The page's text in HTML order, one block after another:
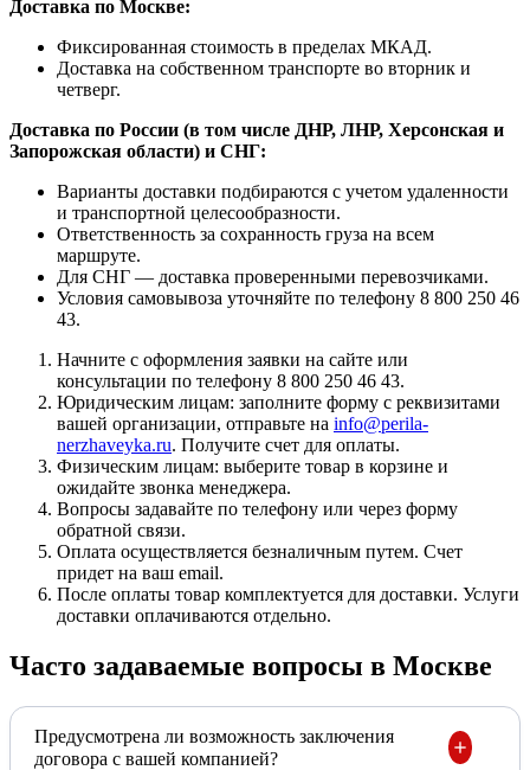
Доставка по Москве:
Фиксированная стоимость в пределах МКАД.
Доставка на собственном транспорте во вторник и
четверг.
Доставка по России (в том числе ДНР, ЛНР, Херсонская и
Запорожская области) и СНГ:
Варианты доставки подбираются с учетом удаленности
и транспортной целесообразности.
Ответственность за сохранность груза на всем
маршруте.
Для СНГ — доставка проверенными перевозчиками.
Условия самовывоза уточняйте по телефону 8 800 250 46
43.
Начните с оформления заявки на сайте или
консультации по телефону 8 800 250 46 43.
Юридическим лицам: заполните форму с реквизитами
вашей организации, отправьте на info@perila-
nerzhaveyka.ru. Получите счет для оплаты.
Физическим лицам: выберите товар в корзине и
ожидайте звонка менеджера.
Вопросы задавайте по телефону или через форму
обратной связи.
Оплата осуществляется безналичным путем. Счет
придет на ваш email.
После оплаты товар комплектуется для доставки. Услуги
доставки оплачиваются отдельно.
Часто задаваемые вопросы в Москве
Предусмотрена ли возможность заключения
договора с вашей компанией?